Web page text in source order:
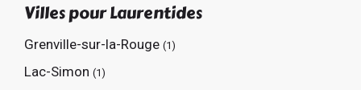
Villes pour Laurentides
Grenville-sur-la-Rouge (1)
Lac-Simon (1)